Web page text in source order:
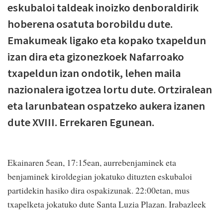
eskubaloi taldeak inoizko denboraldirik
hoberena osatuta borobildu dute.
Emakumeak ligako eta kopako txapeldun
izan dira eta gizonezkoek Nafarroako
txapeldun izan ondotik, lehen maila
nazionalera igotzea lortu dute. Ortziralean
eta larunbatean ospatzeko aukera izanen
dute XVIII. Errekaren Egunean.
Ekainaren 5ean, 17:15ean, aurrebenjaminek eta
benjaminek kiroldegian jokatuko dituzten eskubaloi
partidekin hasiko dira ospakizunak. 22:00etan, mus
txapelketa jokatuko dute Santa Luzia Plazan. Irabazleek